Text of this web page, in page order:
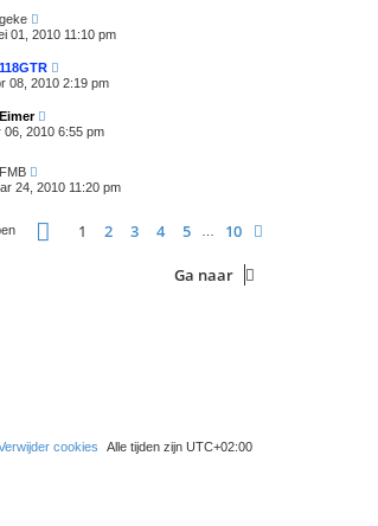
geke
01, 2010 11:10 pm
118GTR
08, 2010 2:19 pm
Eimer
06, 2010 6:55 pm
FMB
24, 2010 11:20 pm
Pagina1 van 10
1 2 3 4 5 … 10
Ga naar
Alle tijden zijn UTC+02:00
cookies